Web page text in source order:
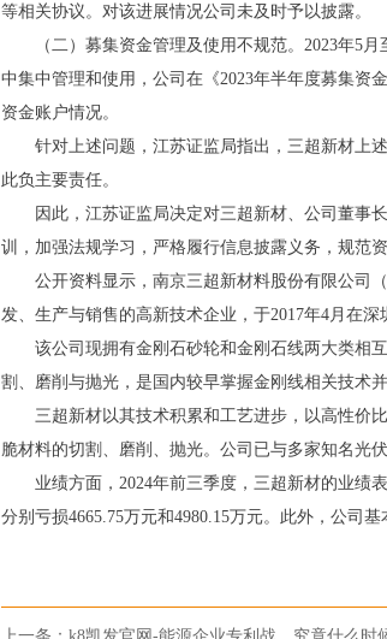
等相关协议。对该进展情况公司未及时予以披露。
（二）募集资金管理及使用不规范。2023年5
中集中管理和使用，公司在《2023年半年度募集资
资金账户情况。
针对上述问题，江苏证监局指出，三超新材上
此负主要责任。
因此，江苏证监局决定对三超新材、公司董事
训，加强法规学习，严格履行信息披露义务，规范
公开资料显示，南京三超新材料股份有限公司
发、生产与销售的高新技术企业，于2017年4月在深
该公司现拥有金刚石砂轮和金刚石线两大类相
割、磨削与抛光，是国内较早掌握金刚线相关技术
三超新材以其技术积累和工艺进步，以高性价
脆材料的切割、磨削、抛光。公司已与多家知名光
业绩方面，2024年前三季度，三超新材的业绩
分别亏损4665.75万元和4980.15万元。此外，公司基